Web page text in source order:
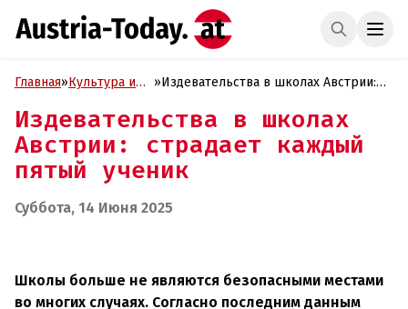
Главная»Культура и
»Издевательства в школах Австрии:
Издевательства в школах
Австрии: страдает каждый
пятый ученик
Суббота, 14 Июня 2025
Школы больше не являются безопасными местами
во многих случаях. Согласно последним данным